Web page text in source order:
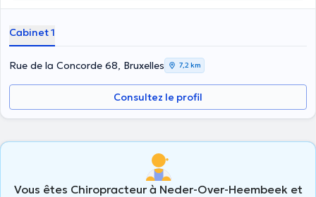
Cabinet 1
Rue de la Concorde 68, Bruxelles 7,2 km
Consultez le profil
Vous êtes Chiropracteur à Neder-Over-Heembeek et